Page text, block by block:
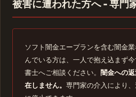
被害に遭われた方へ - 専門
ソフト闇金エープランを含む闇金
んでいる方は、一人で抱え込まず
書士へご相談ください。 闇金への
在しません。 専門家の介入により